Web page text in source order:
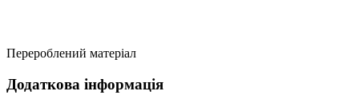
Перероблений матеріал
Додаткова інформація